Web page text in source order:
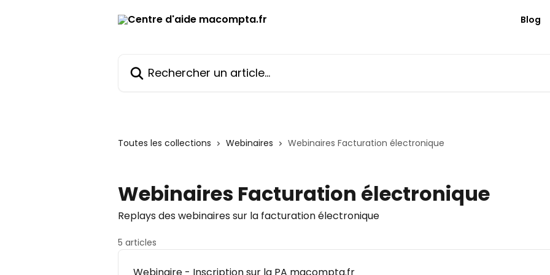
Blog
Toutes les collections Webinaires Webinaires Facturation électronique
Webinaires Facturation électronique
Replays des webinaires sur la facturation électronique
5 articles